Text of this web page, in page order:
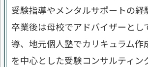
受験指導やメンタルサポートの経
卒業後は母校でアドバイザーとし
導、地元個人塾でカリキュラム作
を中心とした受験コンサルティン